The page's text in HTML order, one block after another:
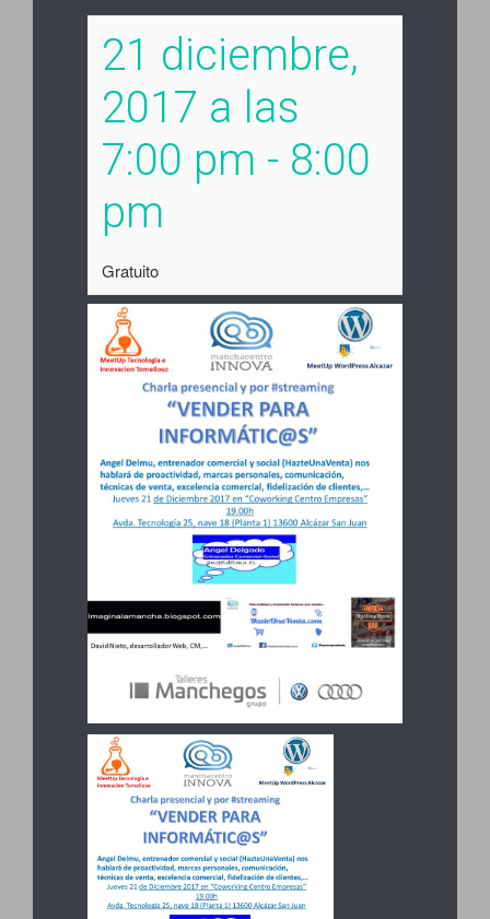
21 diciembre,
2017 a las
7:00 pm - 8:00
pm
Gratuito